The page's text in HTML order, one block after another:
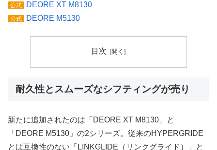
公式 DEORE XT M8130
公式 DEORE M5130
目次
耐久性とスムーズなシフティングが売り
新たに追加されたのは「DEORE XT M8130」と
「DEORE M5130」の2シリーズ。従来のHYPERGRIDE
とは互換性のない「LINKGLIDE（リンクグライド）」と